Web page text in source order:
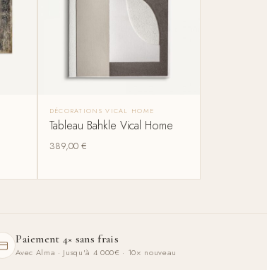
DÉCORATIONS VICAL HOME
Tableau Bahkle Vical Home
389,00 €
Paiement 4× sans frais
Avec Alma · Jusqu'à 4 000€ · 10× nouveau